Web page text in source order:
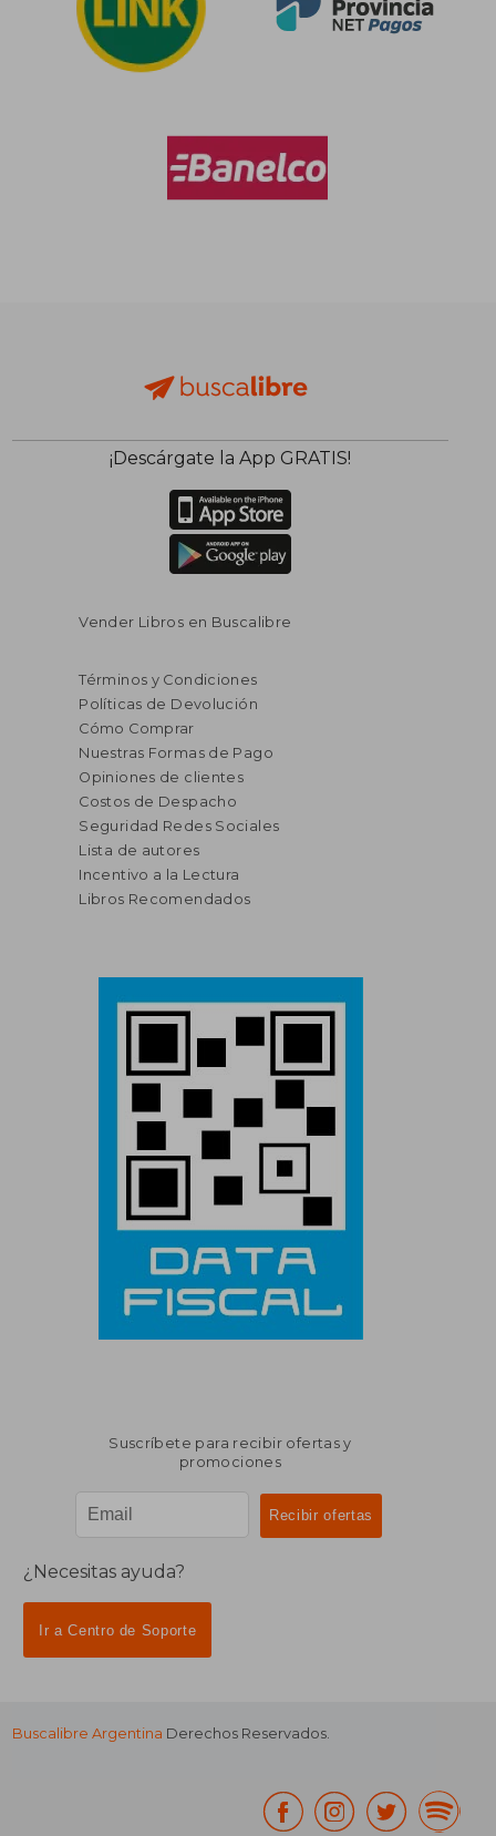
¡Descárgate la App GRATIS!
Vender Libros en Buscalibre
Términos y Condiciones
Políticas de Devolución
Cómo Comprar
Nuestras Formas de Pago
Opiniones de clientes
Costos de Despacho
Seguridad Redes Sociales
Lista de autores
Incentivo a la Lectura
Libros Recomendados
Suscríbete para recibir ofertas y
promociones
¿Necesitas ayuda?
Ir a Centro de Soporte
Buscalibre Argentina Derechos Reservados.